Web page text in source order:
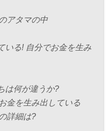
アタマの中
いる! 自分でお金を生み
は何が違うか?
金を生み出している
詳細は?